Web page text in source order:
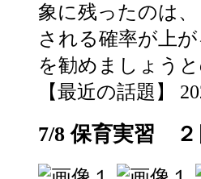
象に残ったのは
される確率が上
を勧めましょう
【最近の話題】
7/8 保育実習 ２